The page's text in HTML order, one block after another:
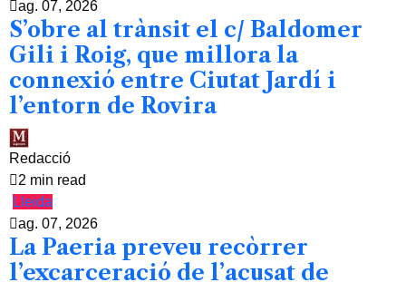
ag. 07, 2026
S’obre al trànsit el c/ Baldomer
Gili i Roig, que millora la
connexió entre Ciutat Jardí i
l’entorn de Rovira
Redacció
2 min read
Lleida
ag. 07, 2026
La Paeria preveu recòrrer
l’excarceració de l’acusat de